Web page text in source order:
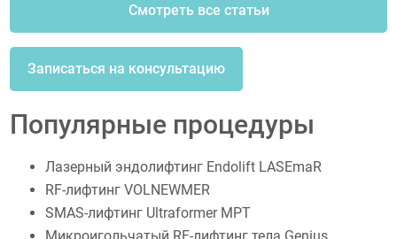
Смотреть все статьи
Записаться на консультацию
Популярные процедуры
Лазерный эндолифтинг Endolift LASEmaR
RF-лифтинг VOLNEWMER
SMAS-лифтинг Ultraformer MPT